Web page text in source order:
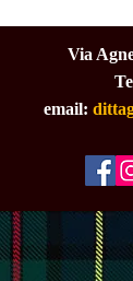
Via
email: